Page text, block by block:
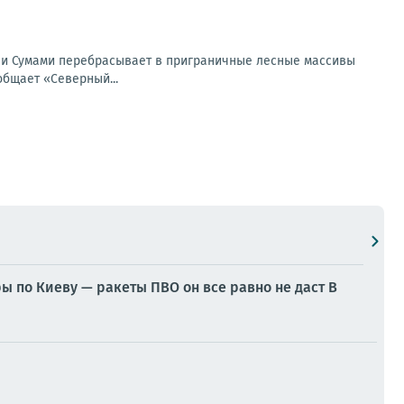
Сумами перебрасывает в приграничные лесные массивы
«Северный...
по Киеву — ракеты ПВО он все равно не даст В